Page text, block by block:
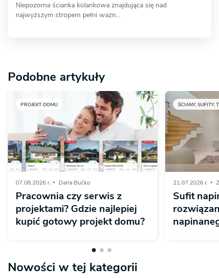
Niepozorna ścianka kolankowa znajdująca się nad
najwyższym stropem pełni ważn...
Podobne artykuły
PROJEKT DOMU
07.08.2026 r. Daria Bućko
Pracownia czy serwis z
projektami? Gdzie najlepiej
kupić gotowy projekt domu?
ŚCIANY, SUFITY,
21.07.2026 r.
Sufit
Nowości w tej kategorii